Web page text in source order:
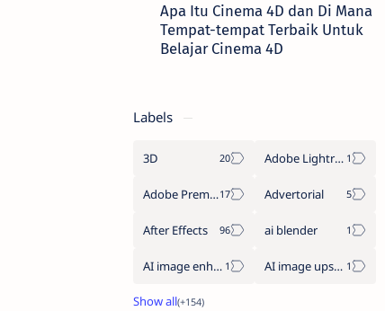
Apa Itu Cinema 4D dan Di Mana
Tempat-tempat Terbaik Untuk
Belajar Cinema 4D
Labels
3D Adobe Lightroom
Adobe Premiere Pro Advertorial
After Effects ai blender
AI image enhancement AI image upscaler